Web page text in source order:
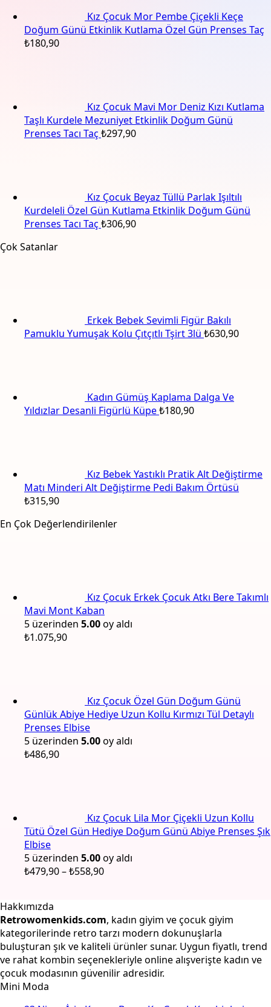
sayfasından
seçilebilir
Kız Çocuk Mor Pembe Çiçekli Keçe
Doğum Günü Etkinlik Kutlama Özel Gün Prenses Taç
₺180,90
Kız Çocuk Mavi Mor Deniz Kızı Kutlama
Taşlı Kurdele Mezuniyet Etkinlik Doğum Günü
Prenses Tacı Taç ₺297,90
Kız Çocuk Beyaz Tüllü Parlak Işıltılı
Kurdeleli Özel Gün Kutlama Etkinlik Doğum Günü
Prenses Tacı Taç ₺306,90
Çok Satanlar
Erkek Bebek Sevimli Figür Bakılı
Pamuklu Yumuşak Kolu Çıtçıtlı Tşirt 3lü ₺630,90
Kadın Gümüş Kaplama Dalga Ve
Yıldızlar Desanli Figürlü Küpe₺180,90
Kız Bebek Yastıklı Pratik Alt Değiştirme
Matı Minderi Alt Değiştirme Pedi Bakım Örtüsü
₺315,90
En Çok Değerlendirilenler
Kız Çocuk Erkek Çocuk Atkı Bere Takımlı
Mavi Mont Kaban
5 üzerinden 5.00oy aldı
₺1.075,90
Kız Çocuk Özel Gün Doğum Günü
Günlük Abiye Hediye Uzun Kollu Kırmızı Tül Detaylı
Prenses Elbise
5 üzerinden 5.00oy aldı
₺486,90
Kız Çocuk Lila Mor Çiçekli Uzun Kollu
Tütü Özel Gün Hediye Doğum Günü Abiye Prenses Şık
Elbise
5 üzerinden 5.00oy aldı
₺479,90–₺558,90Fiyat
₺558,90
Hakkımızda
Retrowomenkids.com, kadın giyim ve çocuk giyim
kategorilerinde retro tarzı modern dokunuşlarla
buluşturan şık ve kaliteli ürünler sunar. Uygun fiyatlı, trend
ve rahat kombin seçenekleriyle online alışverişte kadın ve
çocuk modasının güvenilir adresidir.
Mini Moda